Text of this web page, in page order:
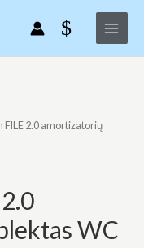
Main
Menu
2.0 amortizatorių
WC